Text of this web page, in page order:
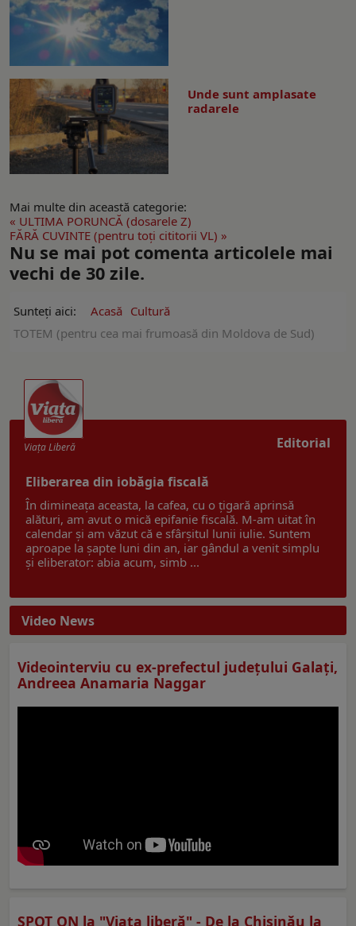
Unde sunt amplasate
radarele
Mai multe din această categorie:
« ULTIMA PORUNCĂ (dosarele Z)
FĂRĂ CUVINTE (pentru toți cititorii VL) »
Nu se mai pot comenta articolele mai
vechi de 30 zile.
Sunteți aici: Acasă Cultură
TOTEM (pentru cea mai frumoasă din Moldova de Sud)
Editorial
Viaţa Liberă
Eliberarea din iobăgia fiscală
În dimineața aceasta, la cafea, cu o țigară aprinsă
alături, am avut o mică epifanie fiscală. M-am uitat în
calendar și am văzut că e sfârșitul lunii iulie. Suntem
aproape la șapte luni din an, iar gândul a venit simplu
și eliberator: abia acum, simb ...
Video News
Videointerviu cu ex-prefectul judeţului Galaţi,
Andreea Anamaria Naggar
SPOT ON la "Viaţa liberă" - De la Chișinău la